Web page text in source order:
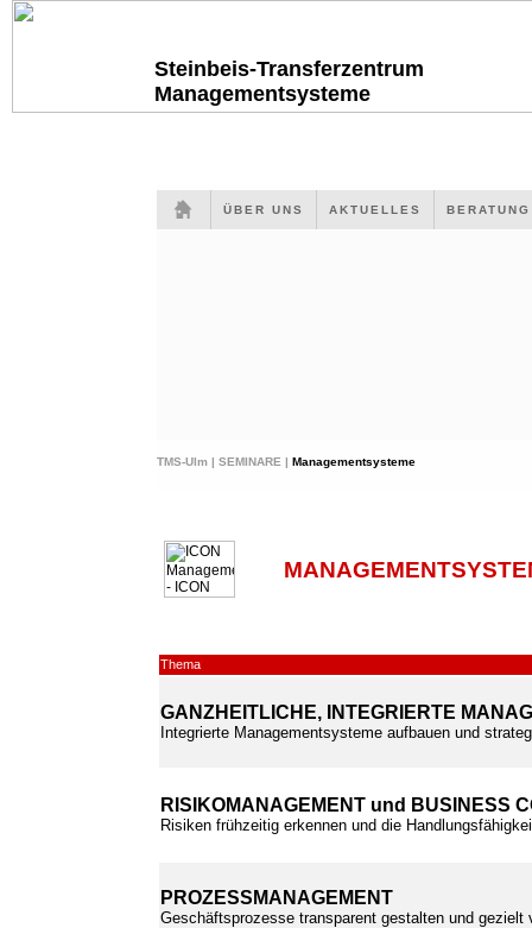
Steinbeis-Transferzentrum
Managementsysteme
ÜBER UNS AKTUELLES
TMS-Ulm | SEMINARE | Managementsysteme
Thema
GANZHEITLICHE, INTEGRIERTE
Integrierte Managementsysteme aufbauen und
RISIKOMANAGEMENT und BUSINESS
Risiken frühzeitig erkennen und die
PROZESSMANAGEMENT
Geschäftsprozesse transparent gestalten und gezielt